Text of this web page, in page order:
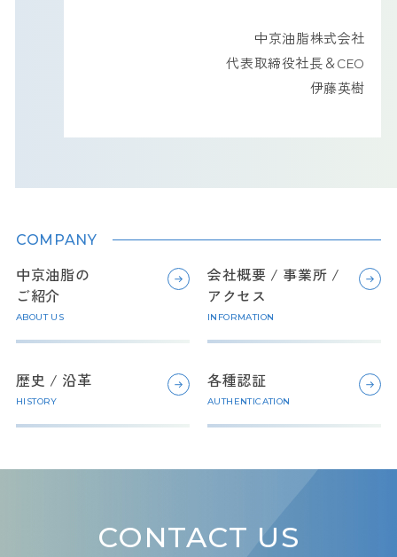
中京油脂株式会社
代表取締役社長＆CEO
伊藤英樹
COMPANY
中京油脂の
ご紹介
ABOUT US
会社概要 / 事業所 /
アクセス
INFORMATION
歴史 / 沿革
HISTORY
各種認証
AUTHENTICATION
CONTACT US